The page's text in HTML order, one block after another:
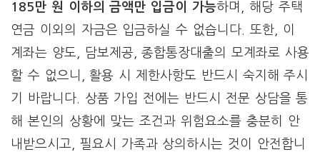
185만 원 이하의 금액만 입금이 가능하며, 해당 주택
연금 이외의 자금은 입금하실 수 없습니다. 또한, 이
계좌는 양도, 담보제공, 종합통장대출의 모계좌로 사용
할 수 없으니, 활용 시 제한사항도 반드시 숙지해 주시
기 바랍니다. 상품 가입 전에는 반드시 전문 상담을 통
해 본인의 상황에 맞는 조건과 위험요소를 충분히 안
내받으시고, 필요시 가족과 상의하시는 것이 안전합니